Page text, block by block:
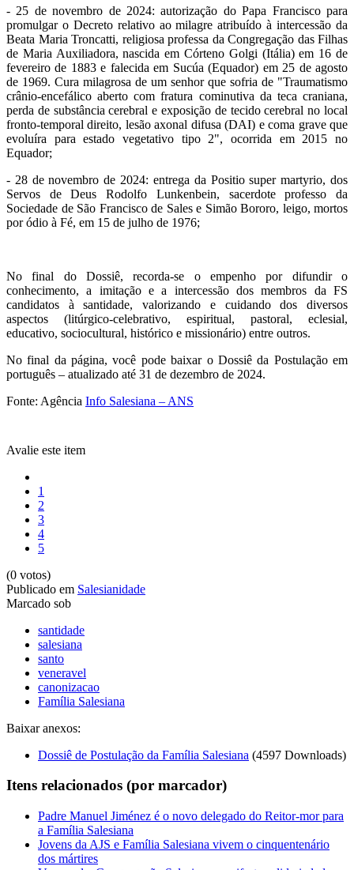
- 25 de novembro de 2024: autorização do Papa Francisco para
promulgar o Decreto relativo ao milagre atribuído à intercessão da
Beata Maria Troncatti, religiosa professa da Congregação das Filhas
de Maria Auxiliadora, nascida em Córteno Golgi (Itália) em 16 de
fevereiro de 1883 e falecida em Sucúa (Equador) em 25 de agosto
de 1969. Cura milagrosa de um senhor que sofria de "Traumatismo
crânio-encefálico aberto com fratura cominutiva da teca craniana,
perda de substância cerebral e exposição de tecido cerebral no local
fronto-temporal direito, lesão axonal difusa (DAI) e coma grave que
evoluíra para estado vegetativo tipo 2", ocorrida em 2015 no
Equador;
- 28 de novembro de 2024: entrega da Positio super martyrio, dos
Servos de Deus Rodolfo Lunkenbein, sacerdote professo da
Sociedade de São Francisco de Sales e Simão Bororo, leigo, mortos
por ódio à Fé, em 15 de julho de 1976;
No final do Dossiê, recorda-se o empenho por difundir o
conhecimento, a imitação e a intercessão dos membros da FS
candidatos à santidade, valorizando e cuidando dos diversos
aspectos (litúrgico-celebrativo, espiritual, pastoral, eclesial,
educativo, sociocultural, histórico e missionário) entre outros.
No final da página, você pode baixar o Dossiê da Postulação em
português – atualizado até 31 de dezembro de 2024.
Fonte: Agência Info Salesiana – ANS
Avalie este item
1
2
3
4
5
(0 votos)
Publicado em Salesianidade
Marcado sob
santidade
salesiana
santo
veneravel
canonizacao
Família Salesiana
Baixar anexos:
Dossiê de Postulação da Família Salesiana (4597 Downloads)
Itens relacionados (por marcador)
Padre Manuel Jiménez é o novo delegado do Reitor-mor para
a Família Salesiana
Jovens da AJS e Família Salesiana vivem o cinquentenário
dos mártires